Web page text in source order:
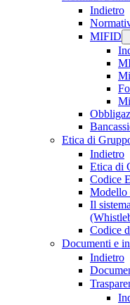
Indietro
MIFID
Etica di
Indietro
Etica di
Codice
Modello
Il
Codice
Documenti e
Indietro